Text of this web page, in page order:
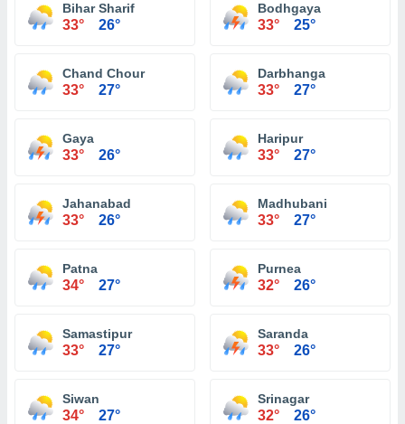
Bihar Sharif
33° 26°
Bodhgaya
33° 25°
Chand Chour
33° 27°
Darbhanga
33° 27°
Gaya
33° 26°
Haripur
33° 27°
Jahanabad
33° 26°
Madhubani
33° 27°
Patna
34° 27°
Purnea
32° 26°
Samastipur
33° 27°
Saranda
33° 26°
Siwan
34° 27°
Srinagar
32° 26°